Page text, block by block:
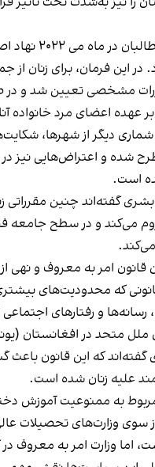
وزارت امر به معروف
این فرمان، برای زنان از
مشخصی تعیین شد و در
عهده اعضای مرد خانواده
دیگر از شهرها،
شده و اعتراض‌هایی نیز
است.
گفته‌اند چنین مقرراتی
می‌کند و در سطح جامعه
طالبان قانون امر به معروف و نهی
که محدودیت‌های بیشتری
و رفتارهای اجتماعی
متحد در افغانستان
که این قانون
علیه زنان شده است.
به ممنوعیت آموزش
سوی وزارت‌های تحصیلات
اما وزارت امر به معروف در